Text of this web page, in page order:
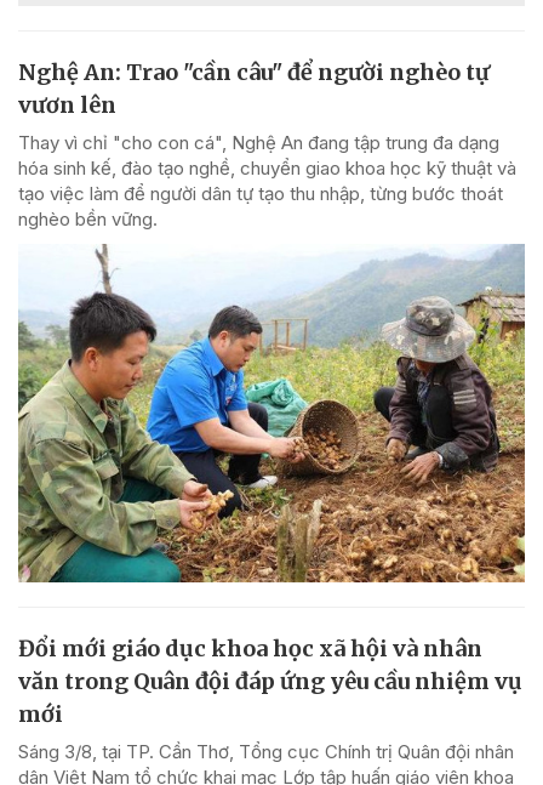
Nghệ An: Trao "cần câu" để người nghèo tự
vươn lên
Thay vì chỉ "cho con cá", Nghệ An đang tập trung đa dạng
hóa sinh kế, đào tạo nghề, chuyển giao khoa học kỹ thuật và
tạo việc làm để người dân tự tạo thu nhập, từng bước thoát
nghèo bền vững.
Đổi mới giáo dục khoa học xã hội và nhân
văn trong Quân đội đáp ứng yêu cầu nhiệm vụ
mới
Sáng 3/8, tại TP. Cần Thơ, Tổng cục Chính trị Quân đội nhân
dân Việt Nam tổ chức khai mạc Lớp tập huấn giáo viên khoa